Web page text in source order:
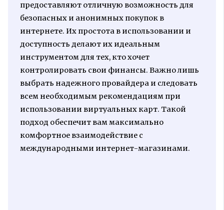
предоставляют отличную возможность для
безопасных и анонимных покупок в
интернете. Их простота в использовании и
доступность делают их идеальным
инструментом для тех, кто хочет
контролировать свои финансы. Важно лишь
выбрать надежного провайдера и следовать
всем необходимым рекомендациям при
использовании виртуальных карт. Такой
подход обеспечит вам максимально
комфортное взаимодействие с
международными интернет-магазинами.